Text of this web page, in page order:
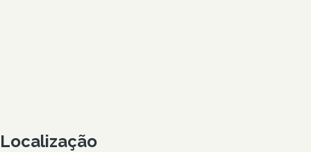
Localização